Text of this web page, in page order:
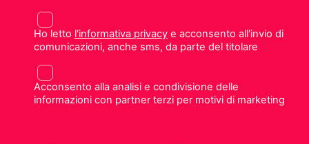
Ho letto l'informativa privacye acconsento all'invio di
comunicazioni, anche sms, da parte del titolare
Acconsento alla analisi e condivisione delle
informazioni con partner terzi per motivi di marketing